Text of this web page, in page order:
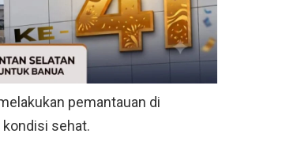
pemantauan di
kondisi sehat.